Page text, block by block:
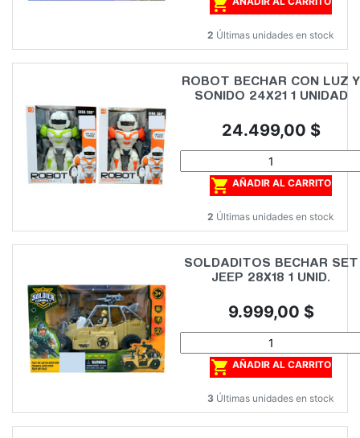
2 Últimas unidades en stock
ROBOT BECHAR CON LUZ Y
SONIDO 24X21 1 UNIDAD
Precio
24.499,00 $
 AÑADIR AL CARRITO
2 Últimas unidades en stock
SOLDADITOS BECHAR SET
JEEP 28X18 1 UNID.
Precio
9.999,00 $
 AÑADIR AL CARRITO
3 Últimas unidades en stock